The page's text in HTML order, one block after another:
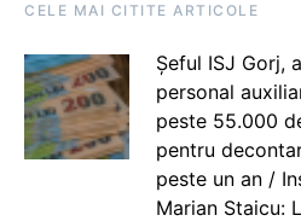
CELE MAI CITITE ARTICOLE
Șeful ISJ Gorj,
personal
peste 55.000
pentru
peste un an /
Marian Staicu: